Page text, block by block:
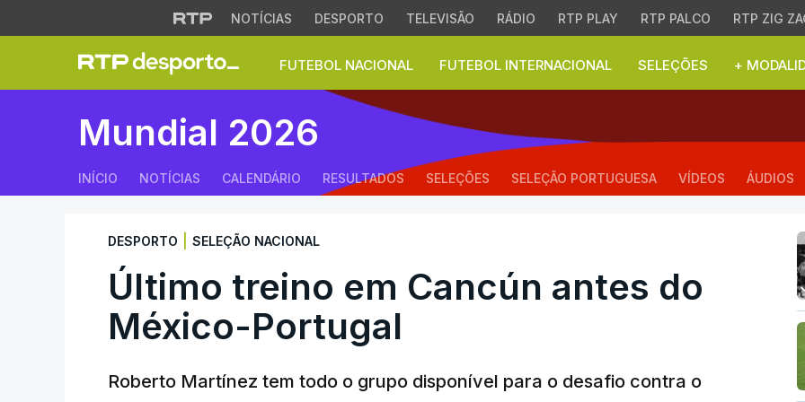
NOTÍCIAS DESPORTO TELEVISÃO RÁDIO RTP PLAY RTP PALCO RTP ZIG
FUTEBOL NACIONAL FUTEBOL INTERNACIONAL SELEÇÕES +
Último treino em Cancún antes do México-
Mundial 2026
INÍCIO NOTÍCIAS CALENDÁRIO RESULTADOS SELEÇÕES SELEÇÃO PORTUGUESA VÍDEOS ÁUDIOS
DESPORTO SELEÇÃO NACIONAL
Último treino em Cancún antes do
México-Portugal
Roberto Martínez tem todo o grupo disponível para o desafio contra o